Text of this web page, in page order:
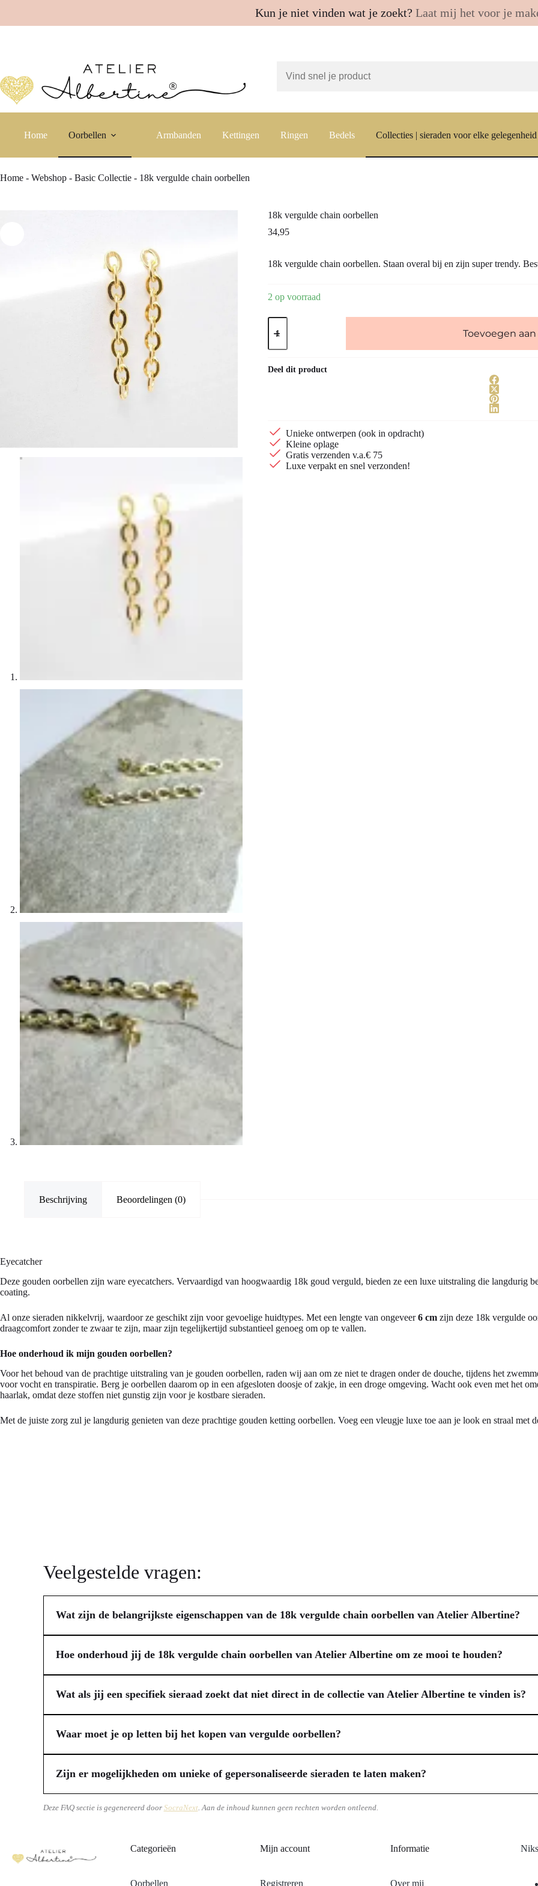
Kun je niet vinden wat je zoekt? Laat mij het voor je
inhoud
Home Oorbellen Armbanden Kettingen Ringen Bedels Collecties | sieraden voor elke gelegenheid
Home - Webshop - Basic Collectie - 18k vergulde chain oorbellen
18k vergulde chain oorbellen
34,95
18k vergulde chain oorbellen. Staan overal bij en zijn super trendy.
2 op voorraad
18k
vergulde
oorbellen
Toevoegen
Deel dit product
Unieke ontwerpen (ook in opdracht)
Kleine oplage
Gratis verzenden v.a.€ 75
Luxe verpakt en snel verzonden!
Beschrijving Beoordelingen (0)
Eyecatcher
Deze gouden oorbellen zijn ware eyecatchers. Vervaardigd van hoogwaardig 18k goud verguld, bieden ze een luxe uitstraling die langdurig
coating.
Al onze sieraden nikkelvrij, waardoor ze geschikt zijn voor gevoelige huidtypes. Met een lengte van ongeveer6 cm zijn deze 18k vergulde
draagcomfort zonder te zwaar te zijn, maar zijn tegelijkertijd substantieel genoeg om op te vallen.
Hoe onderhoud ik mijn gouden oorbellen?
Voor het behoud van de prachtige uitstraling van je gouden oorbellen, raden wij aan om ze niet te dragen onder de douche, tijdens het
voor vocht en transpiratie. Berg je oorbellen daarom op in een afgesloten doosje of zakje, in een droge omgeving. Wacht ook even met het
haarlak, omdat deze stoffen niet gunstig zijn voor je kostbare sieraden.
Met de juiste zorg zul je langdurig genieten van deze prachtige gouden ketting oorbellen. Voeg een vleugje luxe toe aan je look en straal met
Veelgestelde vragen:
Wat zijn de belangrijkste eigenschappen van de 18k vergulde chain oorbellen van Atelier Albertine?
De 18k vergulde chain oorbellen van Atelier Albertine zijn ontworpen als ware eyecatchers. Ze zijn vervaardigd van
speciale anti-aanslag coating, wat zorgt voor een langdurig behoud van hun luxe uitstraling. Bovendien zijn alle sieraden
voor jou, als je een gevoelige huid hebt. Met een elegante lengte van ongeveer 6 cm bieden deze oorbellen comfortabel
outfit.
Hoe onderhoud jij de 18k vergulde chain oorbellen van Atelier Albertine om ze mooi te houden?
Om de prachtige uitstraling van jouw gouden oorbellen te behouden, is correct onderhoud essentieel. Wij adviseren je ze niet
sporten, aangezien vocht en transpiratie de materialen kunnen aantasten. Berg de oorbellen altijd op in een afgesloten doosje
met het omdoen van je sieraden na het aanbrengen van parfum, bodylotion of haarlak, omdat deze stoffen de coating kunnen
ketting oorbellen.
Wat als jij een specifiek sieraad zoekt dat niet direct in de collectie van Atelier Albertine te vinden is?
Bij Atelier Albertine staat maatwerk centraal. Mocht je iets specifieks in gedachten hebben dat niet in de huidige collectie te
aansluiten bij jouw ideeën en voorkeuren. Veel mensen denken dat maatwerk duur is, maar Atelier Albertine streeft ernaar om
creëren.
Waar moet je op letten bij het kopen van vergulde oorbellen?
Bij de aankoop van vergulde oorbellen is het belangrijk om te kijken naar de kwaliteit van de vergulding, zoals 18k goud
nikkelvrij zijn. Let tot slot op het draagcomfort en de lengte, zodat ze passen bij jouw persoonlijke stijl en gemakkelijk te
Zijn er mogelijkheden om unieke of gepersonaliseerde sieraden te laten maken?
Jazeker, veel ateliers bieden de mogelijkheid om sieraden op maat te laten maken, wat een prachtige optie is voor wie iets
eigen ideeën en wensen bespreken met de maker, die vervolgens meedenkt over de materialen, edelstenen en het uiteindelijke
Deze FAQ sectie is gegenereerd door SocraNext. Aan de inhoud kunnen geen rechten worden ontleend.
Categorieën
Oorbellen
Mijn account
Registreren
Informatie
Over mij